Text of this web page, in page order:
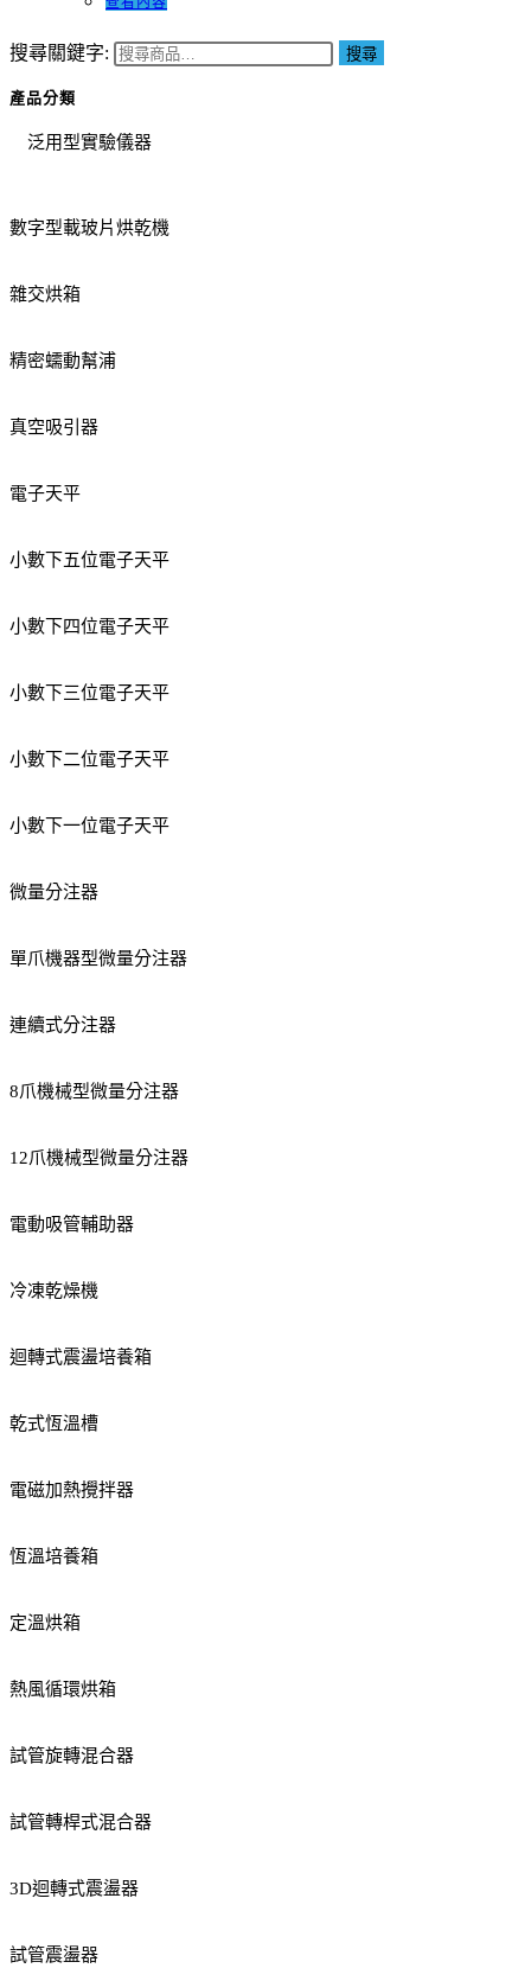
搜尋關鍵字: 搜尋
產品分類
泛用型實驗儀器
數字型載玻片烘乾機
雜交烘箱
精密蠕動幫浦
真空吸引器
電子天平
小數下五位電子天平
小數下四位電子天平
小數下三位電子天平
小數下二位電子天平
小數下一位電子天平
微量分注器
單爪機器型微量分注器
連續式分注器
8爪機械型微量分注器
12爪機械型微量分注器
電動吸管輔助器
冷凍乾燥機
迴轉式震盪培養箱
乾式恆溫槽
電磁加熱攪拌器
恆溫培養箱
定溫烘箱
熱風循環烘箱
試管旋轉混合器
試管轉桿式混合器
3D迴轉式震盪器
試管震盪器